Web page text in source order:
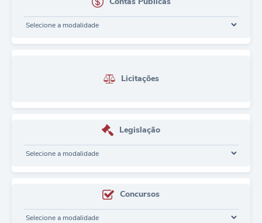
Licitações
Legislação
Concursos